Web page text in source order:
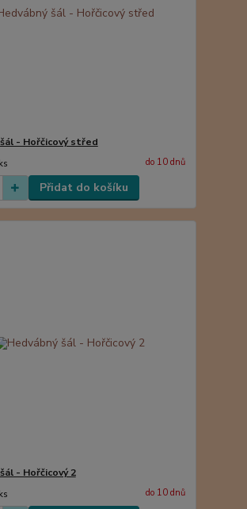
- Hořčicový střed
do 10 dnů
Přidat do košíku
- Hořčicový 2
do 10 dnů